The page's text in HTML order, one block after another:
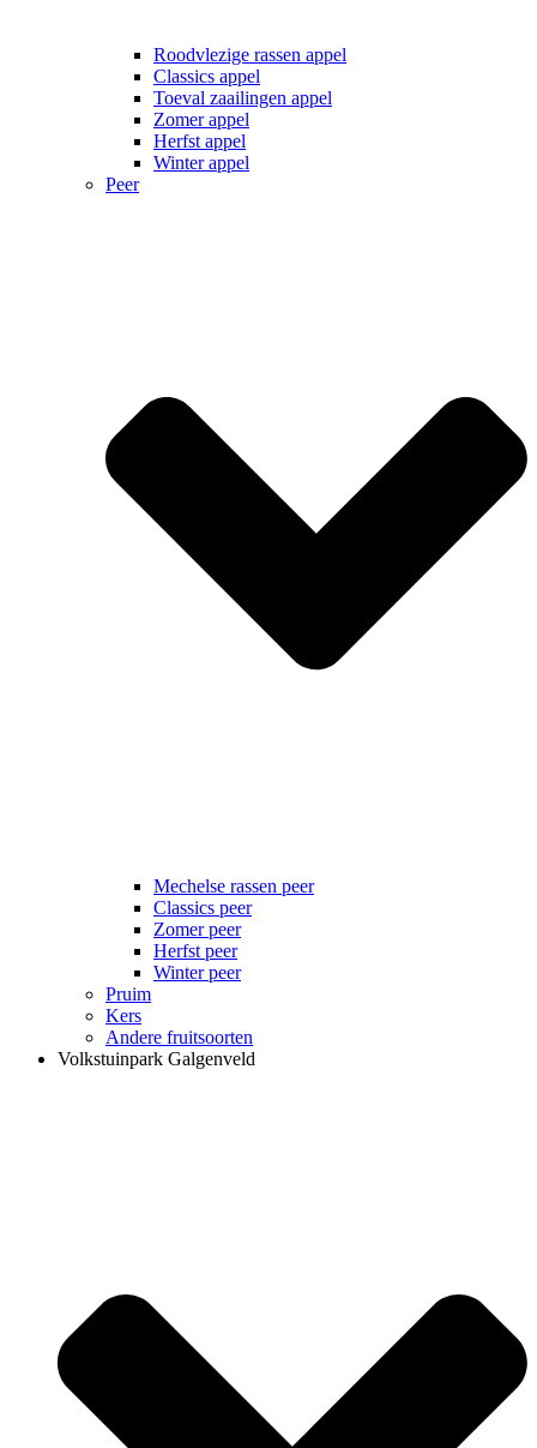
Roodvlezige rassen appel
Classics appel
Toeval zaailingen appel
Zomer appel
Herfst appel
Winter appel
Peer
Mechelse rassen peer
Classics peer
Zomer peer
Herfst peer
Winter peer
Pruim
Kers
Andere fruitsoorten
Volkstuinpark Galgenveld